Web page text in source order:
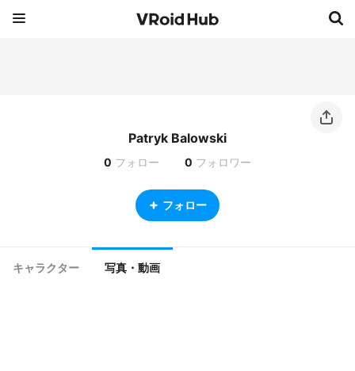
Patryk Balowski
0 フォロー 0 フォロワー
フォロー
キャラクター 写真・動画